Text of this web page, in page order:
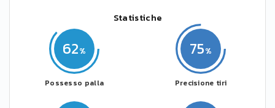
Statistiche
62
Possesso palla
75
Precisione tiri